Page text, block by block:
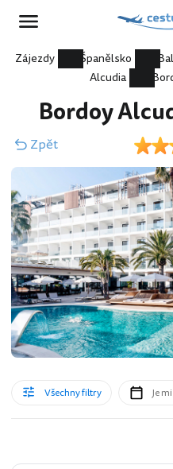
Zájezdy Španělsko
Alcudia
Bordoy
Zpět
Všechny filtry Je